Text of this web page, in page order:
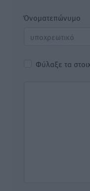
Όνοματεπώνυμο
Φύλαξε τα